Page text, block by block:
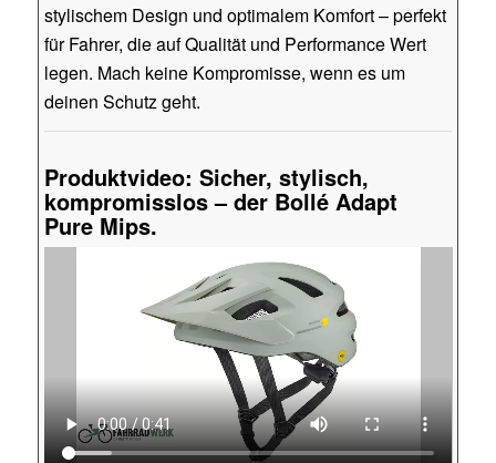
stylischem Design und optimalem Komfort – perfekt
für Fahrer, die auf Qualität und Performance Wert
legen. Mach keine Kompromisse, wenn es um
deinen Schutz geht.
Produktvideo: Sicher, stylisch,
kompromisslos – der Bollé Adapt
Pure Mips.